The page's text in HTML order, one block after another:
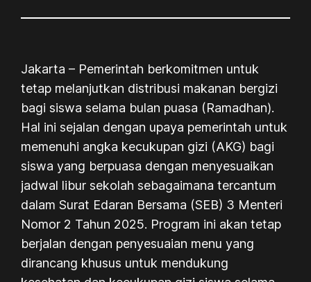
Jakarta – Pemerintah berkomitmen untuk
tetap melanjutkan distribusi makanan bergizi
bagi siswa selama bulan puasa (Ramadhan).
Hal ini sejalan dengan upaya pemerintah untuk
memenuhi angka kecukupan gizi (AKG) bagi
siswa yang berpuasa dengan menyesuaikan
jadwal libur sekolah sebagaimana tercantum
dalam Surat Edaran Bersama (SEB) 3 Menteri
Nomor 2 Tahun 2025. Program ini akan tetap
berjalan dengan penyesuaian menu yang
dirancang khusus untuk mendukung